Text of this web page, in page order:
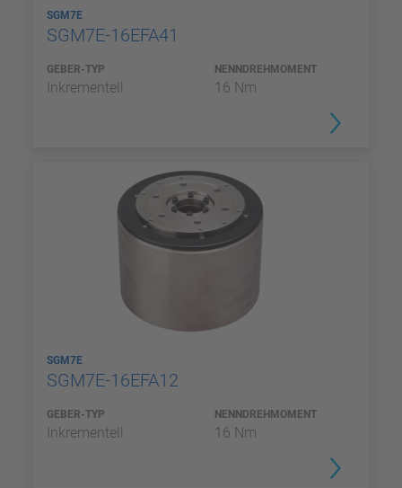
SGM7E
SGM7E-16EFA41
GEBER-TYP
Inkrementell
NENNDREHMOMENT
16 Nm
SGM7E
SGM7E-16EFA12
GEBER-TYP
Inkrementell
NENNDREHMOMENT
16 Nm